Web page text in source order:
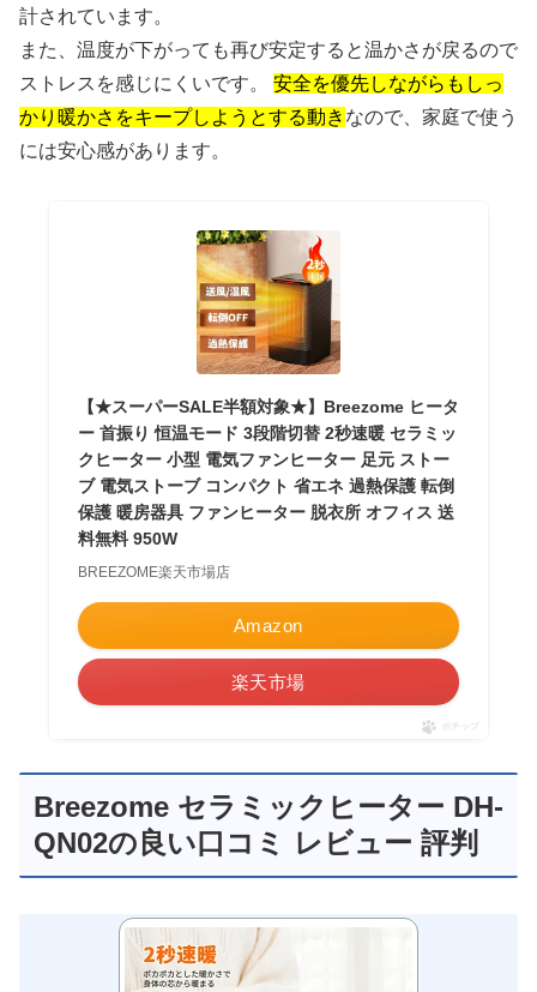
計されています。
また、温度が下がっても再び安定すると温かさが戻るので
ストレスを感じにくいです。 安全を優先しながらもしっ
かり暖かさをキープしようとする動き なので、家庭で使う
には安心感があります。
【★スーパーSALE半額対象★】Breezome ヒータ
ー 首振り 恒温モード 3段階切替 2秒速暖 セラミッ
クヒーター 小型 電気ファンヒーター 足元 ストー
ブ 電気ストーブ コンパクト 省エネ 過熱保護 転倒
保護 暖房器具 ファンヒーター 脱衣所 オフィス 送
料無料 950W
BREEZOME楽天市場店
Amazon
楽天市場
ポチップ
Breezome セラミックヒーター DH-
QN02の良い口コミ レビュー 評判